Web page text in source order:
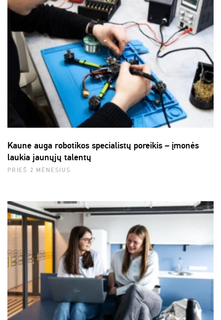
Kaune auga robotikos specialistų poreikis – įmonės
laukia jaunųjų talentų
PRIEŠ 2 MĖNESIUS